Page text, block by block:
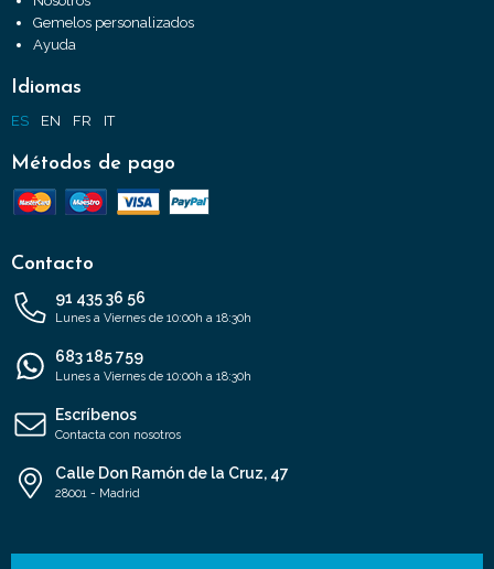
Gemelos personalizados
Ayuda
Idiomas
ES EN FR IT
Métodos de pago
Contacto
91 435 36 56
Lunes a Viernes de 10:00h a 18:30h
683 185 759
Lunes a Viernes de 10:00h a 18:30h
Escríbenos
Contacta con nosotros
Calle Don Ramón de la Cruz, 47
28001 - Madrid